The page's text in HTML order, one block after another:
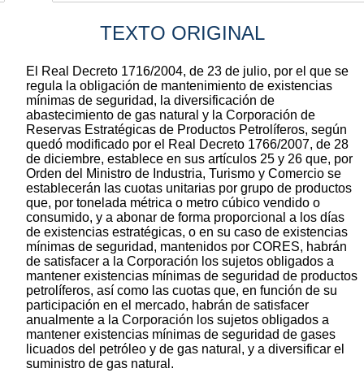
TEXTO ORIGINAL
El Real Decreto 1716/2004, de 23 de julio, por el que se
regula la obligación de mantenimiento de existencias
mínimas de seguridad, la diversificación de
abastecimiento de gas natural y la Corporación de
Reservas Estratégicas de Productos Petrolíferos, según
quedó modificado por el Real Decreto 1766/2007, de 28
de diciembre, establece en sus artículos 25 y 26 que, por
Orden del Ministro de Industria, Turismo y Comercio se
establecerán las cuotas unitarias por grupo de productos
que, por tonelada métrica o metro cúbico vendido o
consumido, y a abonar de forma proporcional a los días
de existencias estratégicas, o en su caso de existencias
mínimas de seguridad, mantenidos por CORES, habrán
de satisfacer a la Corporación los sujetos obligados a
mantener existencias mínimas de seguridad de productos
petrolíferos, así como las cuotas que, en función de su
participación en el mercado, habrán de satisfacer
anualmente a la Corporación los sujetos obligados a
mantener existencias mínimas de seguridad de gases
licuados del petróleo y de gas natural, y a diversificar el
suministro de gas natural.